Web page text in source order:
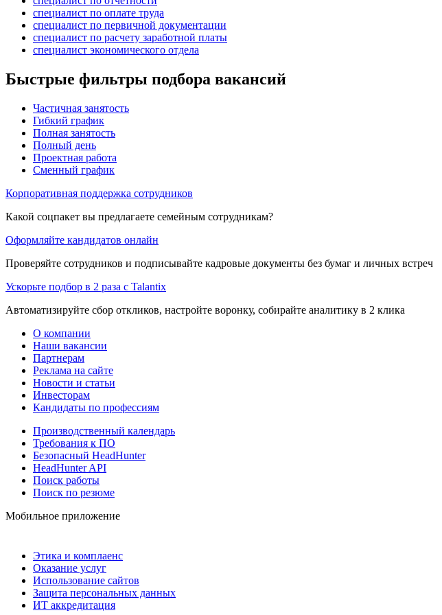
специалист по оплате труда
специалист по первичной документации
специалист по расчету заработной платы
специалист экономического отдела
Быстрые фильтры подбора вакансий
Частичная занятость
Гибкий график
Полная занятость
Полный день
Проектная работа
Сменный график
Корпоративная поддержка сотрудников
Какой соцпакет вы предлагаете семейным сотрудникам?
Оформляйте кандидатов онлайн
Проверяйте сотрудников и подписывайте кадровые документы без бумаг и личных встреч
Ускорьте подбор в 2 раза с Talantix
Автоматизируйте сбор откликов, настройте воронку, собирайте аналитику в 2 клика
О компании
Наши вакансии
Партнерам
Реклама на сайте
Новости и статьи
Инвесторам
Кандидаты по профессиям
Производственный календарь
Требования к ПО
Безопасный HeadHunter
HeadHunter API
Поиск работы
Поиск по резюме
Мобильное приложение
Этика и комплаенс
Оказание услуг
Использование сайтов
Защита персональных данных
ИТ аккредитация